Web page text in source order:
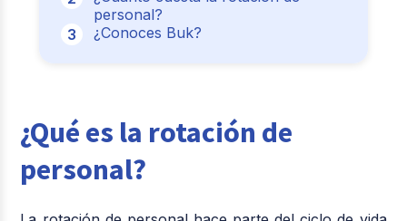
personal?
¿Conoces Buk?
¿Qué es la rotación de
personal?